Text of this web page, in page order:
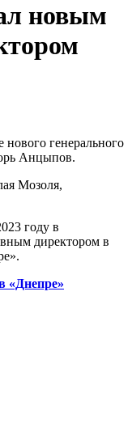
новым
генерального
Анцыпов.
Мозоля,
году в
директором в
«Днепре»